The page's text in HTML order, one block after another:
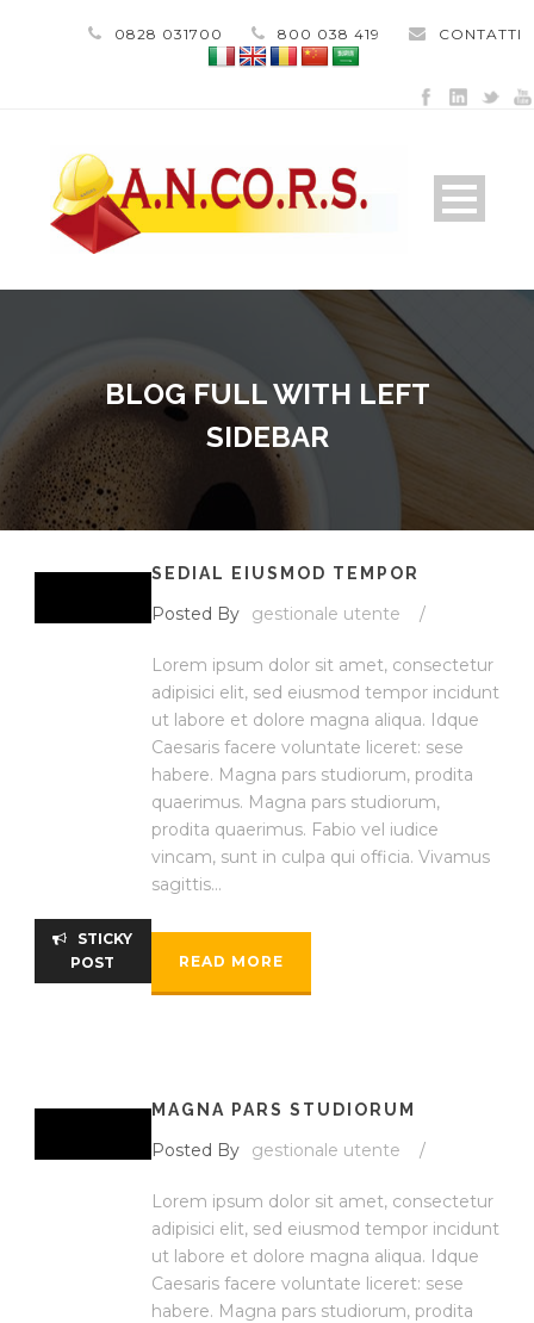
0828 031700 800 038 419 CONTATTI
BLOG FULL WITH LEFT
SIDEBAR
STICKY
POST
SEDIAL EIUSMOD TEMPOR
Posted By gestionale utente /
Lorem ipsum dolor sit amet, consectetur
adipisici elit, sed eiusmod tempor incidunt
ut labore et dolore magna aliqua. Idque
Caesaris facere voluntate liceret: sese
habere. Magna pars studiorum, prodita
quaerimus. Magna pars studiorum,
prodita quaerimus. Fabio vel iudice
vincam, sunt in culpa qui officia. Vivamus
sagittis...
READ MORE
MAGNA PARS STUDIORUM
Posted By gestionale utente /
Lorem ipsum dolor sit amet, consectetur
adipisici elit, sed eiusmod tempor incidunt
ut labore et dolore magna aliqua. Idque
Caesaris facere voluntate liceret: sese
habere. Magna pars studiorum, prodita